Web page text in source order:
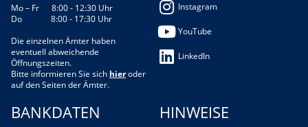
Mo – Fr 8:00 - 12:30 Uhr
Do 8:00 - 17:30 Uhr
Die einzelnen Ämter haben
eventuell abweichende
Öffnungszeiten.
Bitte informieren Sie sich hieroder
auf den Seiten der Ämter.
Instagram
YouTube
LinkedIn
BANKDATEN HINWEISE